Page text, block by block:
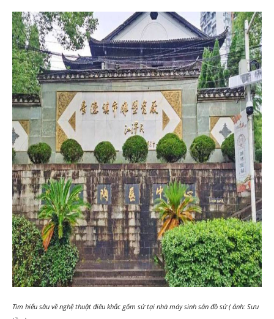
Tìm hiểu sâu về nghệ thuật điêu khắc gốm sứ tại nhà máy sinh sản đồ sứ ( ảnh: Sưu